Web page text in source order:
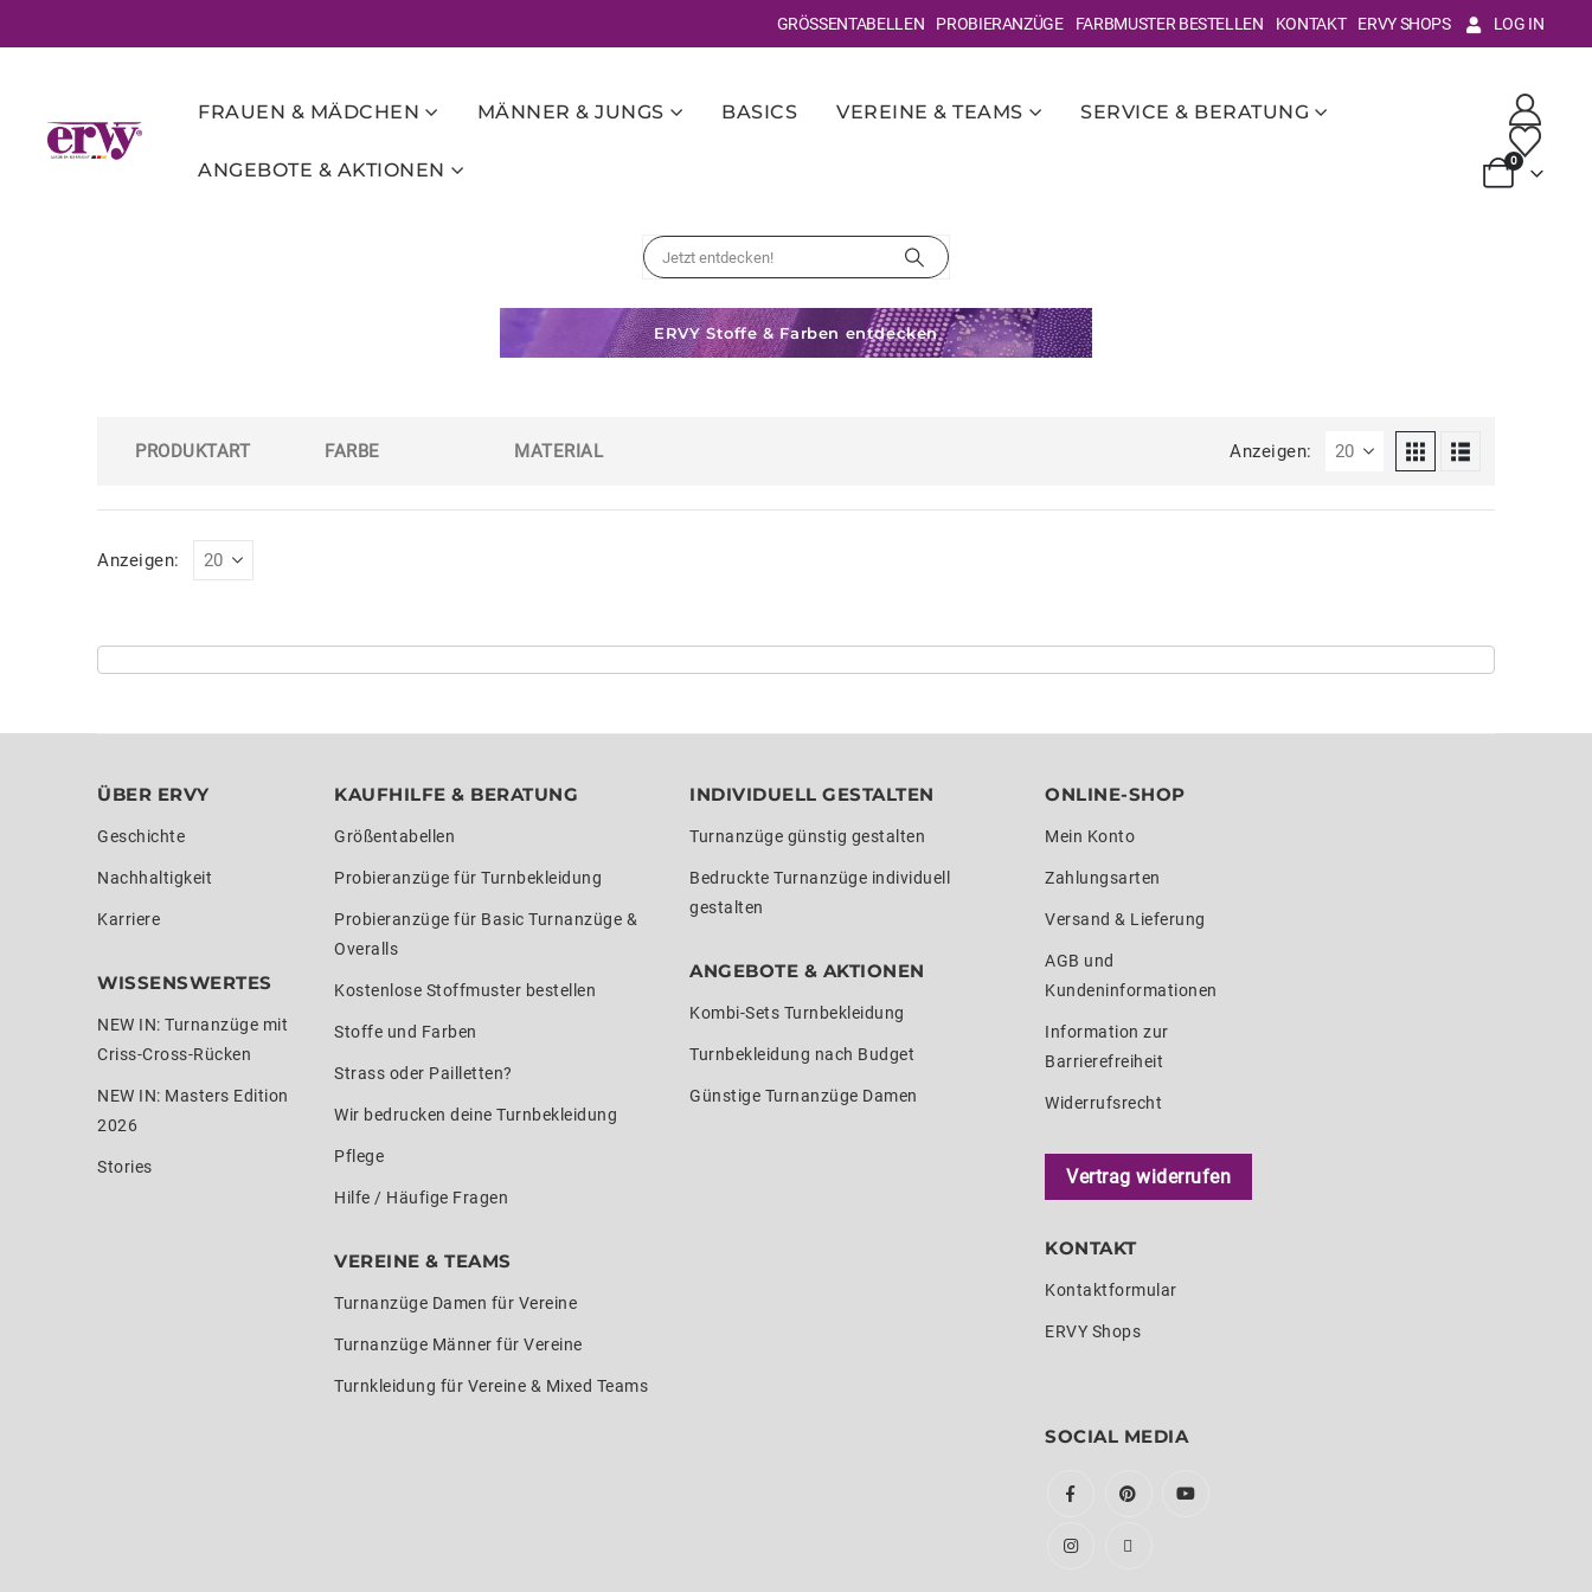
GRÖSSENTABELLEN PROBIERANZÜGE FARBMUSTER BESTELLEN KONTAKT ERVY SHOPS LOG IN
FRAUEN & MÄDCHEN MÄNNER & JUNGS BASICS VEREINE & TEAMS SERVICE & BERATUNG
ANGEBOTE & AKTIONEN 0
ERVY Stoffe & Farben entdecken
PRODUKTART FARBE MATERIAL Anzeigen:
Anzeigen:
ÜBER ERVY
Geschichte
Nachhaltigkeit
Karriere
WISSENSWERTES
NEW IN: Turnanzüge mit
Criss-Cross-Rücken
NEW IN: Masters Edition
2026
Stories
KAUFHILFE & BERATUNG
Größentabellen
Probieranzüge für Turnbekleidung
Probieranzüge für Basic Turnanzüge &
Overalls
Kostenlose Stoffmuster bestellen
Stoffe und Farben
Strass oder Pailletten?
Wir bedrucken deine Turnbekleidung
Pflege
Hilfe / Häufige Fragen
VEREINE & TEAMS
Turnanzüge Damen für Vereine
Turnanzüge Männer für Vereine
Turnkleidung für Vereine & Mixed Teams
INDIVIDUELL GESTALTEN
Turnanzüge günstig gestalten
Bedruckte Turnanzüge individuell
gestalten
ANGEBOTE & AKTIONEN
Kombi-Sets Turnbekleidung
Turnbekleidung nach Budget
Günstige Turnanzüge Damen
ONLINE-SHOP
Mein Konto
Zahlungsarten
Versand & Lieferung
AGB und
Kundeninformationen
Information zur
Barrierefreiheit
Widerrufsrecht
Vertrag widerrufen
KONTAKT
Kontaktformular
ERVY Shops
SOCIAL MEDIA